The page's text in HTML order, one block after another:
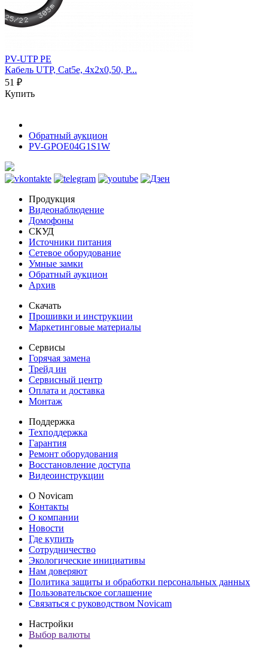
PV-UTP PE
Кабель UTP, Cat5e, 4х2х0,50, P...
51 ₽
Купить
Обратный аукцион
PV-GPOE04G1S1W
Продукция
Видеонаблюдение
Домофоны
СКУД
Источники питания
Сетевое оборудование
Умные замки
Обратный аукцион
Архив
Скачать
Прошивки и инструкции
Маркетинговые материалы
Сервисы
Горячая замена
Трейд ин
Сервисный центр
Оплата и доставка
Монтаж
Поддержка
Техподдержка
Гарантия
Ремонт оборудования
Восстановление доступа
Видеоинструкции
О Novicam
Контакты
О компании
Новости
Где купить
Сотрудничество
Экологические инициативы
Нам доверяют
Политика защиты и обработки персональных данных
Пользовательское соглашение
Связаться с руководством Novicam
Настройки
Выбор валюты